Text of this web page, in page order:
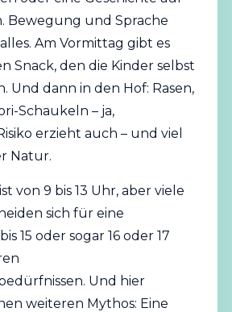
Bewegung und Sprache
Am Vormittag gibt es
Snack, den die Kinder selbst
Und dann in den Hof: Rasen,
Schaukeln – ja,
erzieht auch – und viel
Natur.
von 9 bis 13 Uhr, aber viele
sich für eine
15 oder sogar 16 oder 17
Und hier
weiteren Mythos: Eine